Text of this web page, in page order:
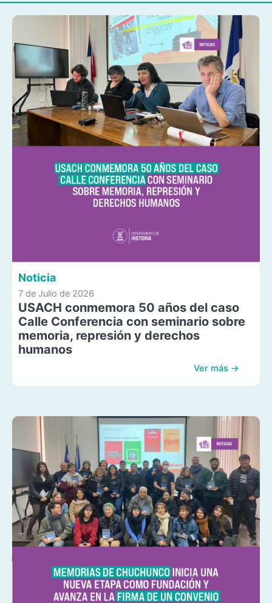
Noticia
7 de Julio de 2026
USACH conmemora 50 años del caso
Calle Conferencia con seminario sobre
memoria, represión y derechos
humanos
Ver más →